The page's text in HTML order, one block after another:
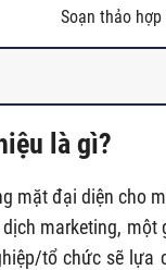
Soạn thảo
là gì?
mặt đại diện cho
marketing,
tổ chức sẽ